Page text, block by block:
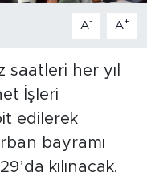
A- A+
saatleri her yıl
İşleri
edilerek
bayramı
kılınacak.